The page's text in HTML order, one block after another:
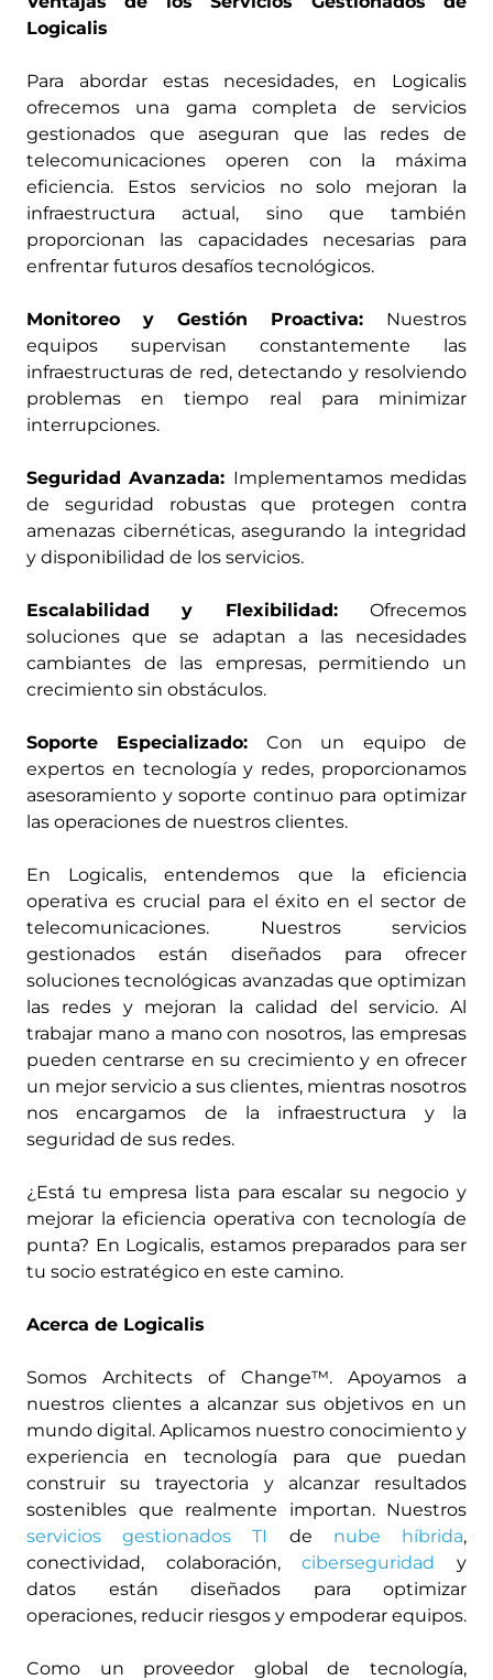
Logicalis
Para abordar estas necesidades, en Logicalis
ofrecemos una gama completa de servicios
gestionados que aseguran que las redes de
telecomunicaciones operen con la máxima
eficiencia. Estos servicios no solo mejoran la
infraestructura actual, sino que también
proporcionan las capacidades necesarias para
enfrentar futuros desafíos tecnológicos.
Monitoreo y Gestión Proactiva: Nuestros
equipos supervisan constantemente las
infraestructuras de red, detectando y resolviendo
problemas en tiempo real para minimizar
interrupciones.
Seguridad Avanzada: Implementamos medidas
de seguridad robustas que protegen contra
amenazas cibernéticas, asegurando la integridad
y disponibilidad de los servicios.
Escalabilidad y Flexibilidad: Ofrecemos
soluciones que se adaptan a las necesidades
cambiantes de las empresas, permitiendo un
crecimiento sin obstáculos.
Soporte Especializado: Con un equipo de
expertos en tecnología y redes, proporcionamos
asesoramiento y soporte continuo para optimizar
las operaciones de nuestros clientes.
En Logicalis, entendemos que la eficiencia
operativa es crucial para el éxito en el sector de
telecomunicaciones. Nuestros servicios
gestionados están diseñados para ofrecer
soluciones tecnológicas avanzadas que optimizan
las redes y mejoran la calidad del servicio. Al
trabajar mano a mano con nosotros, las empresas
pueden centrarse en su crecimiento y en ofrecer
un mejor servicio a sus clientes, mientras nosotros
nos encargamos de la infraestructura y la
seguridad de sus redes.
¿Está tu empresa lista para escalar su negocio y
mejorar la eficiencia operativa con tecnología de
punta? En Logicalis, estamos preparados para ser
tu socio estratégico en este camino.
Acerca de Logicalis
Somos Architects of Change™. Apoyamos a
nuestros clientes a alcanzar sus objetivos en un
mundo digital. Aplicamos nuestro conocimiento y
experiencia en tecnología para que puedan
construir su trayectoria y alcanzar resultados
sostenibles que realmente importan. Nuestros
servicios gestionados TI
de nube híbrida,
conectividad, colaboración,ciberseguridad y
datos están diseñados para optimizar
operaciones, reducir riesgos y empoderar equipos.
Como un proveedor global de tecnología,